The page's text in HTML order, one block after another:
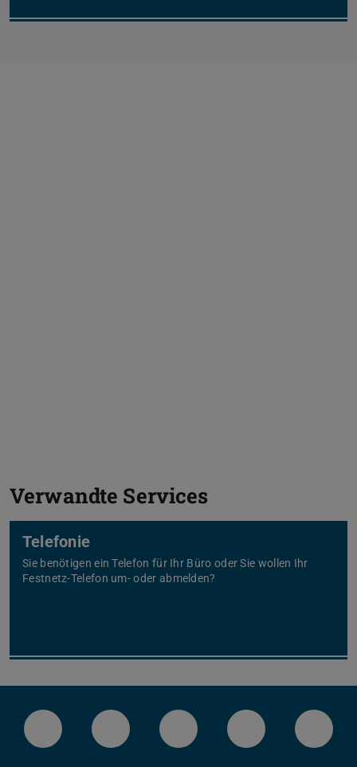
Verwandte Services
Telefonie
Sie benötigen ein Telefon für Ihr Büro oder Sie wollen Ihr
Festnetz-Telefon um- oder abmelden?
LinkedIn-Seite der TU Darmstadt
Instagram-Kanal der TU
Bluesky-Kanal der TU
Facebook-